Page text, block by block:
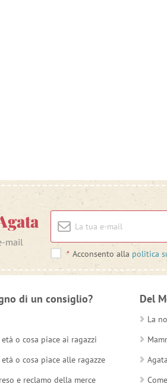
mail
* Acconsento alla politica
di un consiglio?
età o cosa piace ai ragazzi
o cosa piace alle ragazze
e reclamo della merce
Del
La